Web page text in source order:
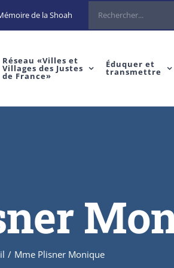
de la Shoah Rechercher
Réseau «Villes et
Villages des Justes
de France»
Éduquer et
transmettre
/ Mme Plisner Monique